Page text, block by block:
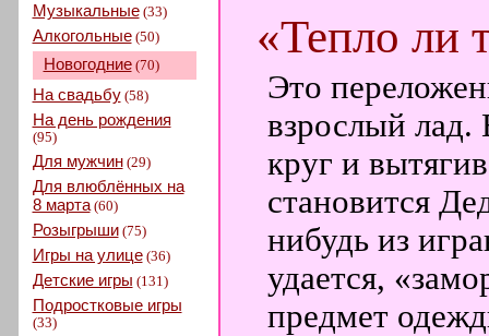
Музыкальные(33)
Алкогольные(50)
Новогодние(70)
На свадьбу(58)
На день рождения
(95)
Для мужчин(29)
Для влюблённых на
8 марта(60)
Розыгрыши(75)
Игры на улице(36)
Детские игры (131)
Подростковые игры
(33)
«Тепло ли
Это
взрослый лад.
круг и
становится
нибудь из
удается,
предмет